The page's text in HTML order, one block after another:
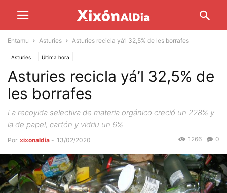
Entamu Asturies Asturies recicla yá’l 32,5% de les borrafes
Asturies Última hora
Asturies recicla yá’l 32,5% de
les borrafes
La recoyida selectiva de materia orgánico creció un 228% y
la de papel, cartón y vidriu un 6%
Por xixonaldia - 13/02/2020 0
1266